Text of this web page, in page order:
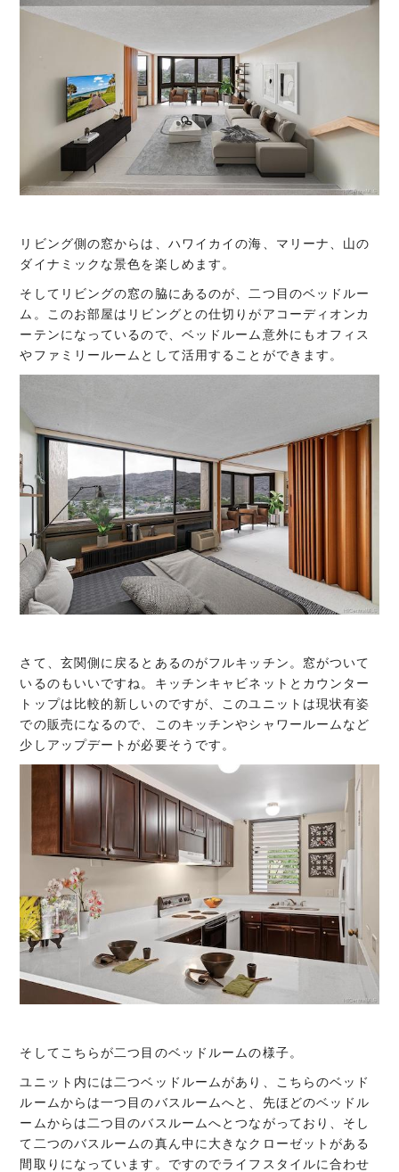
リビング側の窓からは、ハワイカイの海、マリーナ、山の
ダイナミックな景色を楽しめます。
そしてリビングの窓の脇にあるのが、二つ目のベッドルー
ム。このお部屋はリビングとの仕切りがアコーディオンカ
ーテンになっているので、ベッドルーム意外にもオフィス
やファミリールームとして活用することができます。
さて、玄関側に戻るとあるのがフルキッチン。窓がついて
いるのもいいですね。キッチンキャビネットとカウンター
トップは比較的新しいのですが、このユニットは現状有姿
での販売になるので、このキッチンやシャワールームなど
少しアップデートが必要そうです。
そしてこちらが二つ目のベッドルームの様子。
ユニット内には二つベッドルームがあり、こちらのベッド
ルームからは一つ目のバスルームへと、先ほどのベッドル
ームからは二つ目のバスルームへとつながっており、そし
て二つのバスルームの真ん中に大きなクローゼットがある
間取りになっています。ですのでライフスタイルに合わせ